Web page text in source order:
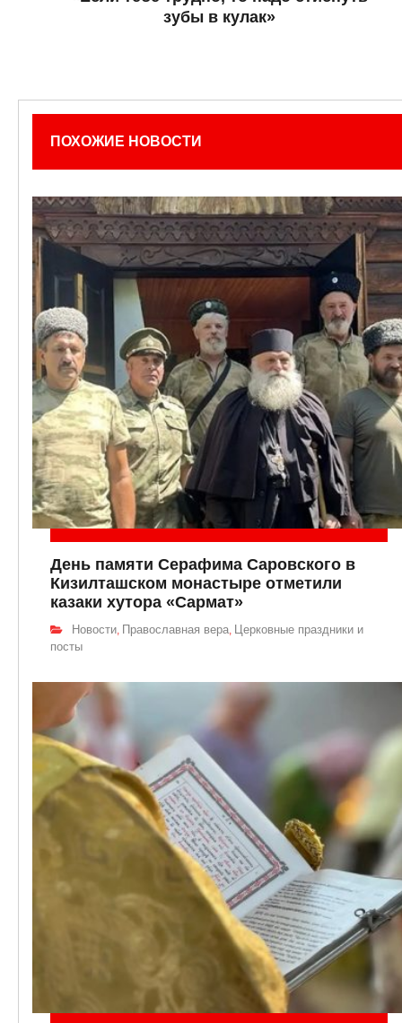
зубы в кулак»
ПОХОЖИЕ НОВОСТИ
День памяти Серафима Саровского в
Кизилташском монастыре отметили
казаки хутора «Сармат»
Новости Православная вера Церковные праздники и
посты